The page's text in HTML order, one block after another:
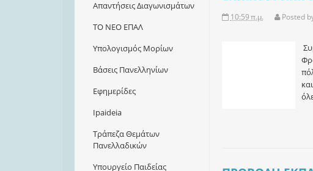
Απαντήσεις Διαγωνισμάτων
ΤΟ ΝΕΟ ΕΠΑΛ
Υπολογισμός Μορίων
Βάσεις Πανελληνίων
Εφημερίδες
Ιpaideia
Τράπεζα Θεμάτων
Πανελλαδικών
Υπουργείο Παιδείας
10:59 π.μ. Posted